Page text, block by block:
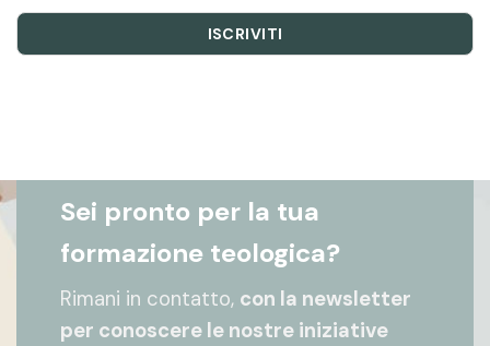
Sei pronto per la tua
formazione teologica?
Rimani in contatto, con la newsletter
per conoscere le nostre iniziative